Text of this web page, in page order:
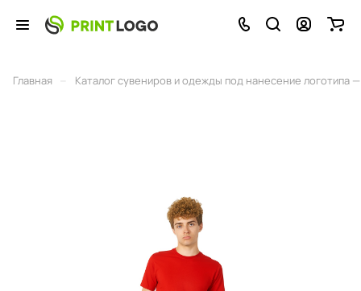
Главная Каталог сувениров и одежды под нанесение логотипа